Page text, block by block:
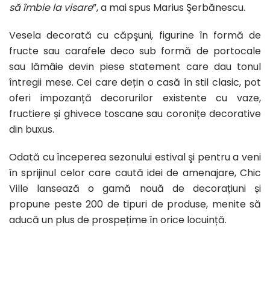
să îmbie la visare”, a mai spus Marius Şerbănescu.
Vesela decorată cu căpşuni, figurine în formă de
fructe sau carafele deco sub formă de portocale
sau lămâie devin piese statement care dau tonul
întregii mese. Cei care dețin o casă în stil clasic, pot
oferi impozanță decorurilor existente cu vaze,
fructiere și ghivece toscane sau coronițe decorative
din buxus.
Odată cu începerea sezonului estival şi pentru a veni
în sprijinul celor care caută idei de amenajare, Chic
Ville lansează o gamă nouă de decorațiuni și
propune peste 200 de tipuri de produse, menite să
aducă un plus de prospețime în orice locuință.